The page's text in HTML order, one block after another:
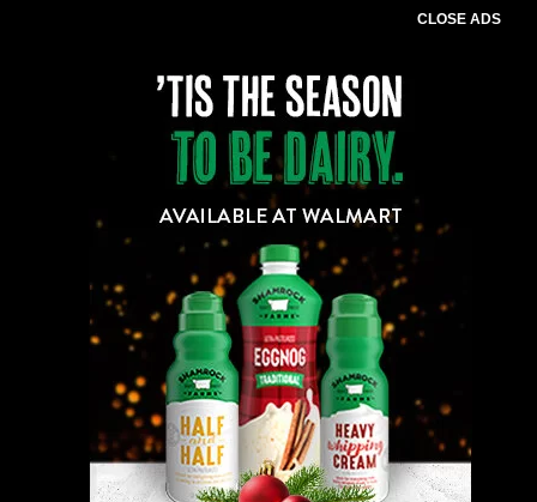
CLOSE ADS